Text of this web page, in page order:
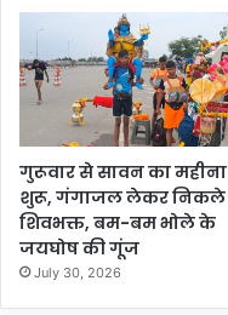
गुरूवार से सावन का महीना
शुरू, गंगाजल लेकर निकले
शिवभक्त, बम-बम भोले के
जयघोष की गूंज
July 30, 2026